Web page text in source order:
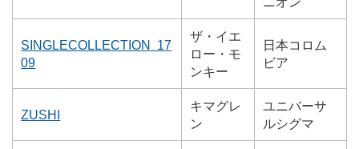
SINGLECOLLECTION 17
09
ザ・イエ
ロー・モ
ンキー
日本コロム
ビア
ZUSHI
キマグレ
ン
ユニバーサ
ルシグマ